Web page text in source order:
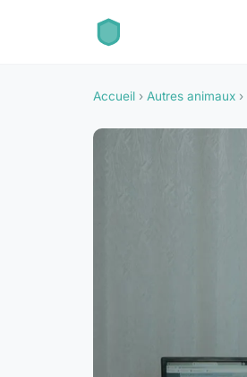
Accueil › Autres animaux ›